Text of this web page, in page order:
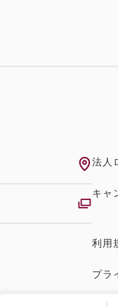
法人
キャ
利用
プラ